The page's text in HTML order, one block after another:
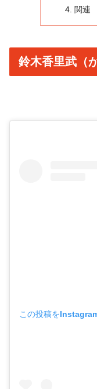
関連
鈴木香里武（
この投稿を